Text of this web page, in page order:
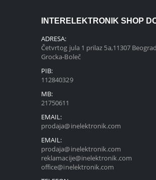
INTERELEKTRONIK SHOP
ADRESA:
Četvrtog jula 1 prilaz 5a,11307
Grocka-Boleč
PIB:
112840329
MB:
21750611
EMAIL:
prodaja@inelektronik.com
EMAIL:
prodaja@inelektronik.com
reklamacije@inelektronik.com
office@inelektronik.com